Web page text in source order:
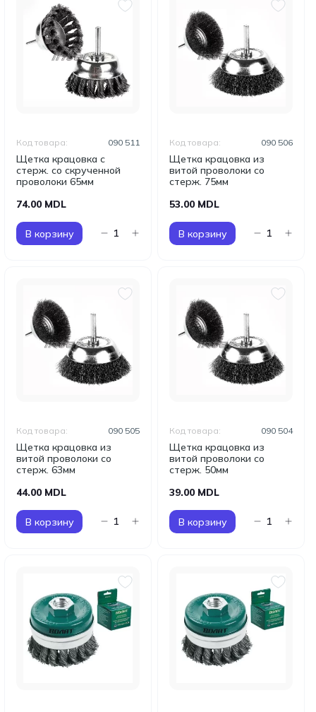
Щетка крацовка с
стерж. со скрученной
проволоки 65мм
Код товара: 090 511
74.00 MDL
В корзину
Щетка крацовка из
витой проволоки со
стерж. 75мм
Код товара: 090 506
53.00 MDL
В корзину
Щетка крацовка из
витой проволоки со
стерж. 63мм
Код товара: 090 505
44.00 MDL
В корзину
Щетка крацовка из
витой проволоки со
стерж. 50мм
Код товара: 090 504
39.00 MDL
В корзину